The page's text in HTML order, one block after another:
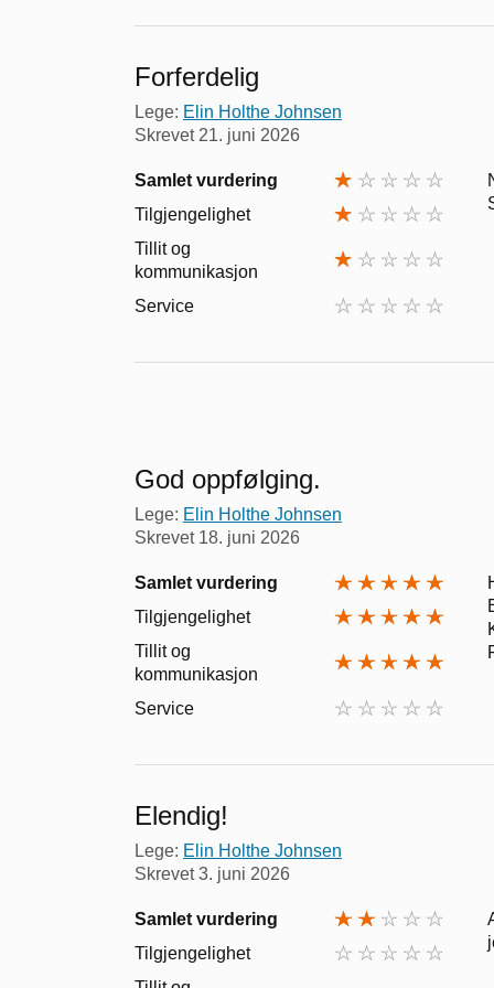
Forferdelig
Lege: Elin Holthe Johnsen
Skrevet 21. juni 2026
Samlet vurdering
Tilgjengelighet
Tillit og
kommunikasjon
Service
God oppfølging.
Lege: Elin Holthe Johnsen
Skrevet 18. juni 2026
Samlet vurdering
Tilgjengelighet
Tillit og
kommunikasjon
Service
Elendig!
Lege: Elin Holthe Johnsen
Skrevet3. juni 2026
Samlet vurdering
Tilgjengelighet